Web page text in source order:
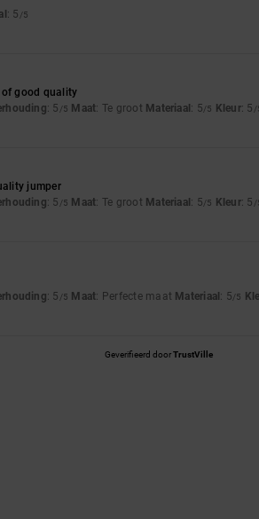
: 5 /5
of good quality
: 5 /5 Maat: Te groot Materiaal : 5/5 Kleur: 5 /
jumper
: 5 /5 Maat: Te groot Materiaal : 5/5 Kleur: 5 /
: 5 /5 Maat: Perfecte maat Materiaal : 5/5
Geverifieerd doorTrustVille